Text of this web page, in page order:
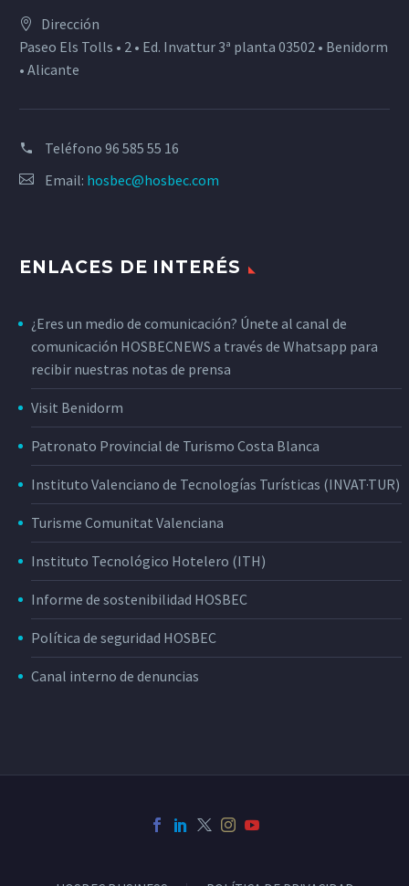
Dirección
Paseo Els Tolls • 2 • Ed. Invattur 3ª planta 03502 • Benidorm
• Alicante
Teléfono 96 585 55 16
Email: hosbec@hosbec.com
ENLACES DE INTERÉS
¿Eres un medio de comunicación? Únete al canal de
comunicación HOSBECNEWS a través de Whatsapp para
recibir nuestras notas de prensa
Visit Benidorm
Patronato Provincial de Turismo Costa Blanca
Instituto Valenciano de Tecnologías Turísticas (INVAT·TUR)
Turisme Comunitat Valenciana
Instituto Tecnológico Hotelero (ITH)
Informe de sostenibilidad HOSBEC
Política de seguridad HOSBEC
Canal interno de denuncias